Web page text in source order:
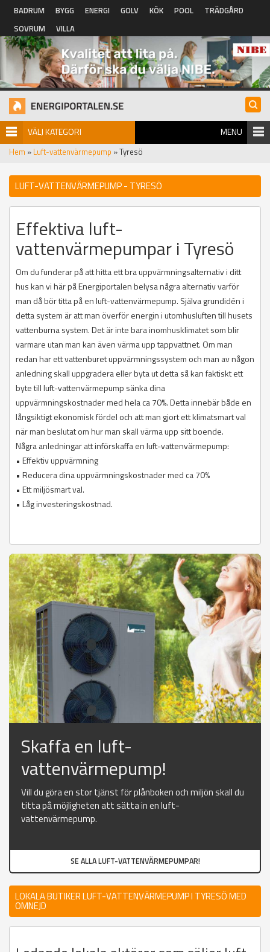
Hoppa till huvudinnehåll
BADRUM BYGG ENERGI GOLV KÖK POOL
TRÄDGÅRD
SOVRUM
VILLA
VÄLJ KATEGORI MENU
Hem » Luft-vattenvärmepump » Tyresö
LUFT-VATTENVÄRMEPUMP - TYRESÖ
Effektiva luft-
vattenvärmepumpar i Tyresö
Om du funderar på att hitta ett bra uppvärmningsalternativ i ditt
hus kan vi här på Energiportalen belysa några alternativ varför
man då bör titta på en luft-vattenvärmepump. Själva grundidén i
detta system är att man överför energin i utomhusluften till husets
vattenburna system. Det är inte bara inomhusklimatet som blir
varmare utan man kan även värma upp tappvattnet. Om man
redan har ett vattenburet uppvärmningssystem och man av någon
anledning skall uppgradera eller byta ut detta så kan faktiskt ett
byte till luft-vattenvärmepump sänka dina
uppvärmningskostnader med hela ca 70%. Detta innebär både en
långsiktigt ekonomisk fördel och att man gjort ett klimatsmart val
när man beslutat om hur man skall värma upp sitt boende.
Några anledningar att införskaffa en luft-vattenvärmepump:
• Effektiv uppvärmning
• Reducera dina uppvärmningskostnader med ca 70%
• Ett miljösmart val.
• Låg investeringskostnad.
Skaffa en luft-
vattenvärmepump!
Vill du göra en stor tjänst för plånboken och miljön skall du
titta på möjligheten att sätta in en luft-
vattenvärmepump.
SE ALLA LUFT-VATTENVÄRMEPUMPAR!
LOKALA BUTIKER LUFT-VATTENVÄRMEPUMP I TYRESÖ MED
OMNEJD